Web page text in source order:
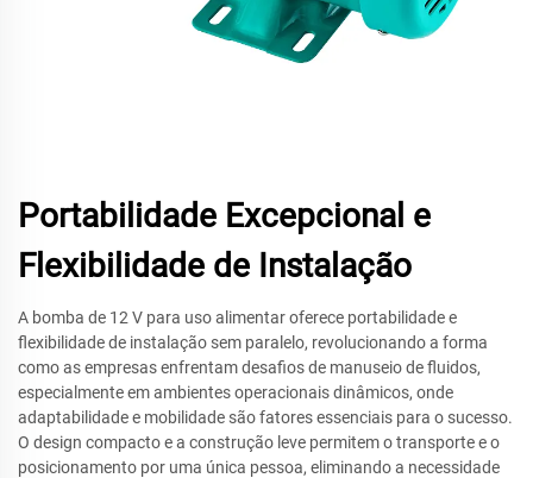
Portabilidade Excepcional e
Flexibilidade de Instalação
A bomba de 12 V para uso alimentar oferece portabilidade e
flexibilidade de instalação sem paralelo, revolucionando a forma
como as empresas enfrentam desafios de manuseio de fluidos,
especialmente em ambientes operacionais dinâmicos, onde
adaptabilidade e mobilidade são fatores essenciais para o sucesso.
O design compacto e a construção leve permitem o transporte e o
posicionamento por uma única pessoa, eliminando a necessidade